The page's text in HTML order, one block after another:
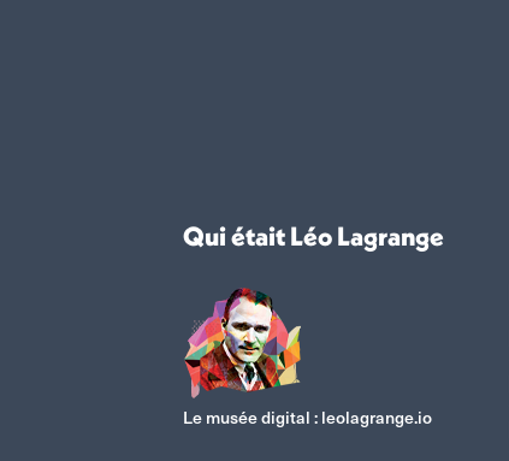
Qui était Léo Lagrange
Le musée digital : leolagrange.io